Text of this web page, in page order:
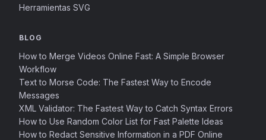
Herramientas SVG
BLOG
How to Merge Videos Online Fast: A Simple Browser
Workflow
Text to Morse Code: The Fastest Way to Encode
Messages
XML Validator: The Fastest Way to Catch Syntax Errors
How to Use Random Color List for Fast Palette Ideas
How to Redact Sensitive Information in a PDF Online